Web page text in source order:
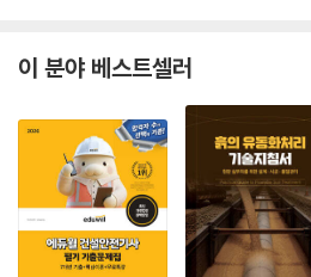
이 분야 베스트셀러